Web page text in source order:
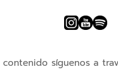
síguenos a